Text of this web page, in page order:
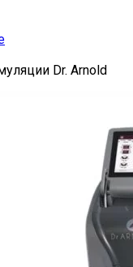
Dr. Arnold